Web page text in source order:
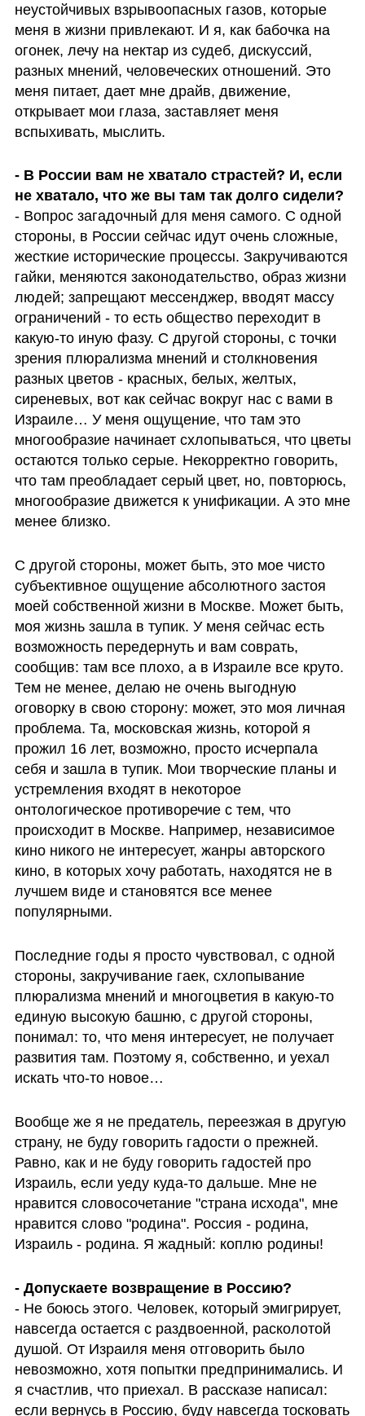
неустойчивых взрывоопасных газов, которые
меня в жизни привлекают. И я, как бабочка на
огонек, лечу на нектар из судеб, дискуссий,
разных мнений, человеческих отношений. Это
меня питает, дает мне драйв, движение,
открывает мои глаза, заставляет меня
вспыхивать, мыслить.
- В России вам не хватало страстей? И, если
не хватало, что же вы там так долго сидели?
- Вопрос загадочный для меня самого. С одной
стороны, в России сейчас идут очень сложные,
жесткие исторические процессы. Закручиваются
гайки, меняются законодательство, образ жизни
людей; запрещают мессенджер, вводят массу
ограничений - то есть общество переходит в
какую-то иную фазу. С другой стороны, с точки
зрения плюрализма мнений и столкновения
разных цветов - красных, белых, желтых,
сиреневых, вот как сейчас вокруг нас с вами в
Израиле… У меня ощущение, что там это
многообразие начинает схлопываться, что цветы
остаются только серые. Некорректно говорить,
что там преобладает серый цвет, но, повторюсь,
многообразие движется к унификации. А это мне
менее близко.
С другой стороны, может быть, это мое чисто
субъективное ощущение абсолютного застоя
моей собственной жизни в Москве. Может быть,
моя жизнь зашла в тупик. У меня сейчас есть
возможность передернуть и вам соврать,
сообщив: там все плохо, а в Израиле все круто.
Тем не менее, делаю не очень выгодную
оговорку в свою сторону: может, это моя личная
проблема. Та, московская жизнь, которой я
прожил 16 лет, возможно, просто исчерпала
себя и зашла в тупик. Мои творческие планы и
устремления входят в некоторое
онтологическое противоречие с тем, что
происходит в Москве. Например, независимое
кино никого не интересует, жанры авторского
кино, в которых хочу работать, находятся не в
лучшем виде и становятся все менее
популярными.
Последние годы я просто чувствовал, с одной
стороны, закручивание гаек, схлопывание
плюрализма мнений и многоцветия в какую-то
единую высокую башню, с другой стороны,
понимал: то, что меня интересует, не получает
развития там. Поэтому я, собственно, и уехал
искать что-то новое…
Вообще же я не предатель, переезжая в другую
страну, не буду говорить гадости о прежней.
Равно, как и не буду говорить гадостей про
Израиль, если уеду куда-то дальше. Мне не
нравится словосочетание "страна исхода", мне
нравится слово "родина". Россия - родина,
Израиль - родина. Я жадный: коплю родины!
- Не боюсь этого. Человек, который эмигрирует,
навсегда остается с раздвоенной, расколотой
душой. От Израиля меня отговорить было
невозможно, хотя попытки предпринимались. И
я счастлив, что приехал. В рассказе написал:
если вернусь в Россию, буду навсегда тосковать